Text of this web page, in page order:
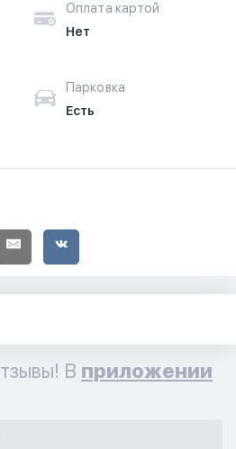
Оплата картой
Нет
Парковка
Есть
В приложении